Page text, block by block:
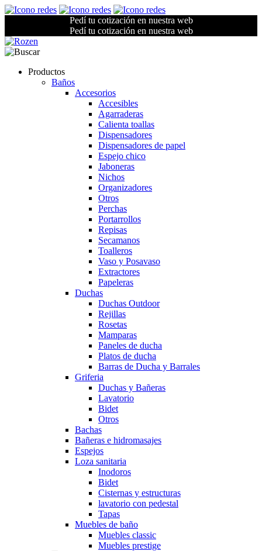
Pedí tu cotización en nuestra web
Pedí tu cotización en nuestra web
Productos
Baños
Accesorios
Accesibles
Agarraderas
Calienta toallas
Dispensadores
Dispensadores de papel
Espejo chico
Jaboneras
Nichos
Organizadores
Otros
Perchas
Portarrollos
Repisas
Secamanos
Toalleros
Vaso y Posavaso
Extractores
Papeleras
Duchas
Duchas Outdoor
Rejillas
Rosetas
Mamparas
Paneles de ducha
Platos de ducha
Barras de Ducha y Barrales
Griferia
Duchas y Bañeras
Lavatorio
Bidet
Otros
Bachas
Bañeras e hidromasajes
Espejos
Loza sanitaria
Inodoros
Bidet
Cisternas y estructuras
lavatorio con pedestal
Tapas
Muebles de baño
Muebles classic
Muebles prestige